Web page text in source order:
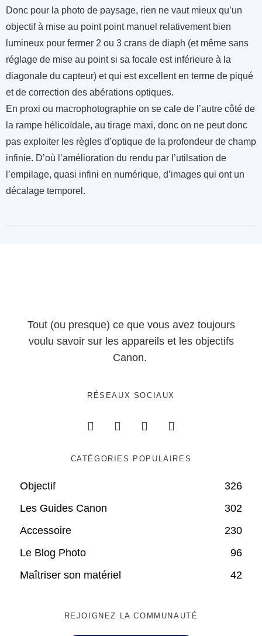
Donc pour la photo de paysage, rien ne vaut mieux qu’un
objectif à mise au point point manuel relativement bien
lumineux pour fermer 2 ou 3 crans de diaph (et même sans
réglage de mise au point si sa focale est inférieure à la
diagonale du capteur) et qui est excellent en terme de piqué
et de correction des abérations optiques.
En proxi ou macrophotographie on se cale de l’autre côté de
la rampe hélicoïdale, au tirage maxi, donc on ne peut donc
pas exploiter les règles d’optique de la profondeur de champ
infinie. D’où l’amélioration du rendu par l’utilsation de
l’empilage, quasi infini en numérique, d’images qui ont un
décalage temporel.
Tout (ou presque) ce que vous avez toujours
voulu savoir sur les appareils et les objectifs
Canon.
RÉSEAUX SOCIAUX
CATÉGORIES POPULAIRES
Objectif
326
Les Guides Canon
302
Accessoire
230
Le Blog Photo
96
Maîtriser son matériel
42
REJOIGNEZ LA COMMUNAUTÉ